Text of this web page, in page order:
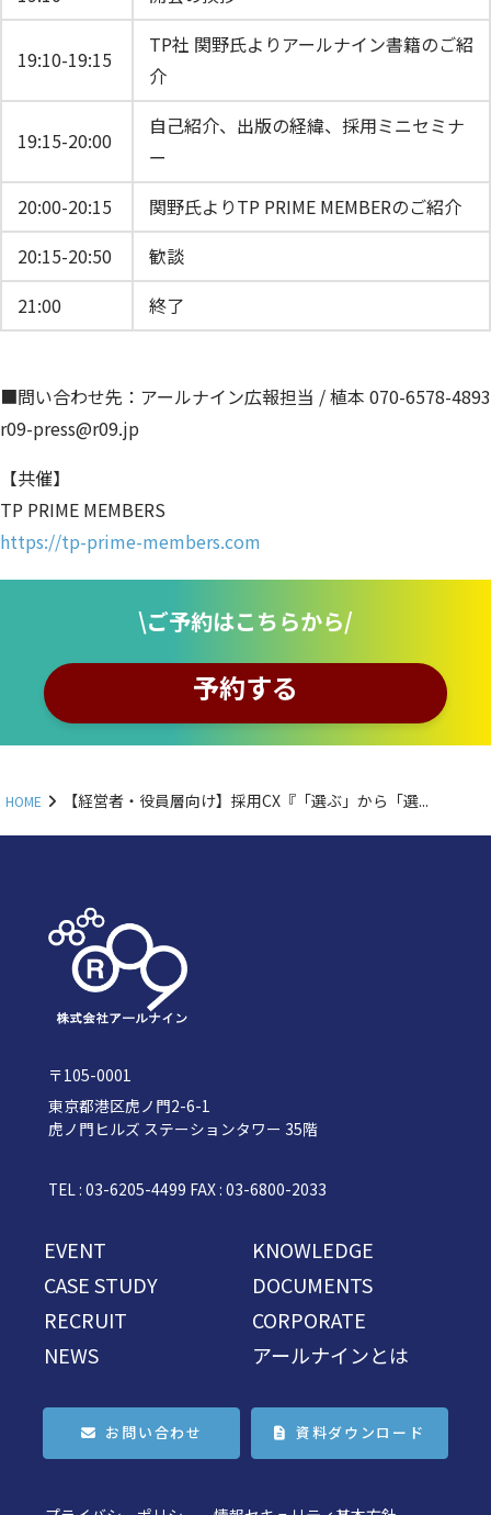
19:10-19:15
TP社 関野氏よりアールナイン書籍のご紹
介
19:15-20:00
自己紹介、出版の経緯、採用ミニセミナ
ー
20:00-20:15
関野氏よりTP PRIME MEMBERのご紹介
20:15-20:50
歓談
21:00
終了
■問い合わせ先：アールナイン広報担当 / 植本 070-6578-4893
r09-press@r09.jp
【共催】
TP PRIME MEMBERS
https://tp-prime-members.com
\ご予約はこちらから/
予約する
HOME 【経営者・役員層向け】採用CX『「選ぶ」から「選...
〒105-0001
東京都港区虎ノ門2-6-1
虎ノ門ヒルズ ステーションタワー 35階
TEL : 03-6205-4499 FAX : 03-6800-2033
EVENT
KNOWLEDGE
CASE STUDY
DOCUMENTS
RECRUIT
CORPORATE
NEWS
アールナインとは
お問い合わせ 資料ダウンロード